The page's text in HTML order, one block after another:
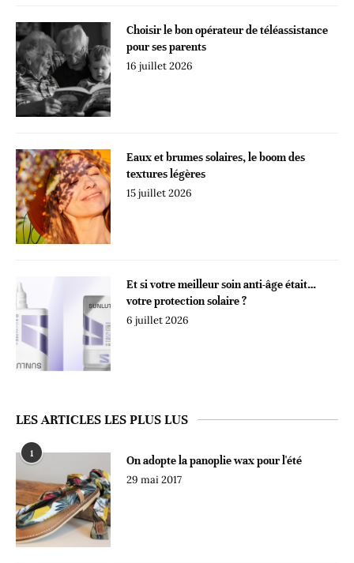
Choisir le bon opérateur de téléassistance
pour ses parents
16 juillet 2026
Eaux et brumes solaires, le boom des
textures légères
15 juillet 2026
Et si votre meilleur soin anti-âge était…
votre protection solaire ?
6 juillet 2026
LES ARTICLES LES PLUS LUS
1
On adopte la panoplie wax pour l'été
29 mai 2017